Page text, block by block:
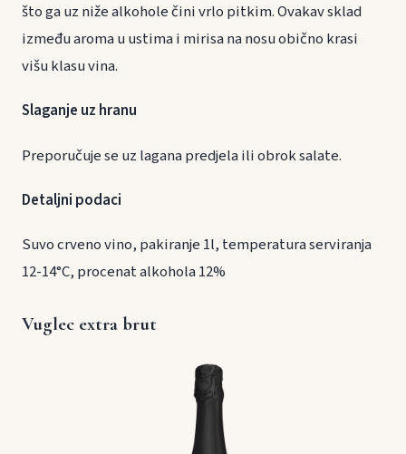
što ga uz niže alkohole čini vrlo pitkim. Ovakav sklad
između aroma u ustima i mirisa na nosu obično krasi
višu klasu vina.
Slaganje uz hranu
Preporučuje se uz lagana predjela ili obrok salate.
Detaljni podaci
Suvo crveno vino, pakiranje 1l, temperatura serviranja
12-14°C, procenat alkohola 12%
Vuglec extra brut